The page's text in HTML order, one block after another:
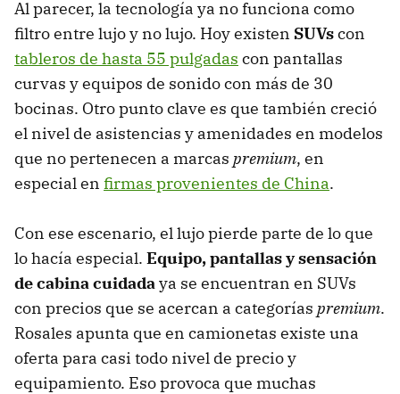
Al parecer, la tecnología ya no funciona como
filtro entre lujo y no lujo. Hoy existen SUVscon
tableros de hasta 55 pulgadas con pantallas
curvas y equipos de sonido con más de 30
bocinas. Otro punto clave es que también creció
el nivel de asistencias y amenidades en modelos
que no pertenecen a marcas premium, en
especial en firmas provenientes de China.
Con ese escenario, el lujo pierde parte de lo que
lo hacía especial. Equipo, pantallas y sensación
de cabina cuidada ya se encuentran en SUVs
con precios que se acercan a categorías premium.
Rosales apunta que en camionetas existe una
oferta para casi todo nivel de precio y
equipamiento. Eso provoca que muchas